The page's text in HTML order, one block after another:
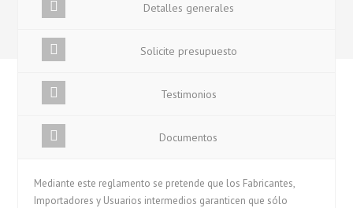
Detalles generales
Solicite presupuesto
Testimonios
Documentos
Mediante este reglamento se pretende que los Fabricantes,
Importadores y Usuarios intermedios garanticen que sólo